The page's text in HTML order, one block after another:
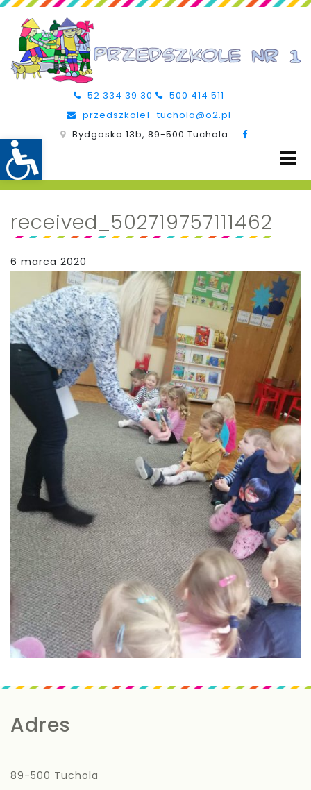
52 334 39 30
500 414 511
przedszkole1_tuchola@o2.pl
Bydgoska 13b, 89-500 Tuchola
received_502719757111462
6 marca 2020
Adres
89-500 Tuchola